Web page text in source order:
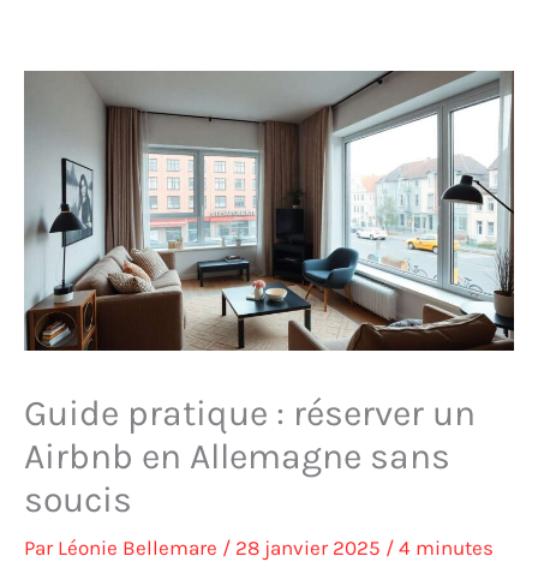
Guide pratique : réserver un
Airbnb en Allemagne sans
soucis
Par Léonie Bellemare / 28 janvier 2025 / 4 minutes